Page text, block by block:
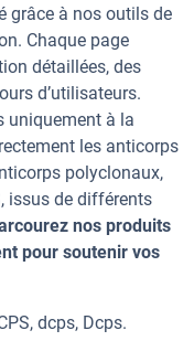
grâce à nos outils de
Chaque page
détaillées, des
d’utilisateurs.
uniquement à la
les anticorps
polyclonaux,
issus de différents
nos produits
pour soutenir vos
dcps, Dcps.